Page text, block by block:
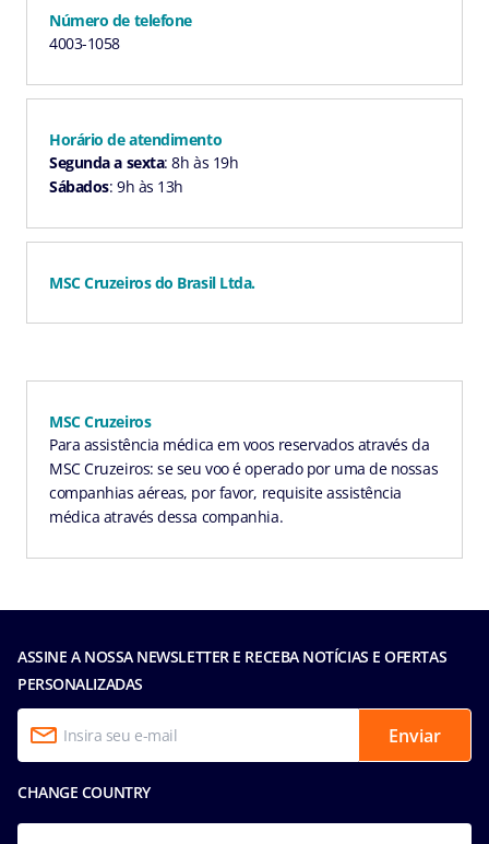
Número de telefone
4003-1058
Horário de atendimento
Segunda a sexta: 8h às 19h
Sábados: 9h às 13h
MSC Cruzeiros do Brasil Ltda.
MSC Cruzeiros
Para assistência médica em voos reservados através da
MSC Cruzeiros: se seu voo é operado por uma de nossas
companhias aéreas, por favor, requisite assistência
médica através dessa companhia.
ASSINE A NOSSA NEWSLETTER E RECEBA NOTÍCIAS E OFERTAS
PERSONALIZADAS
Enviar
CHANGE COUNTRY